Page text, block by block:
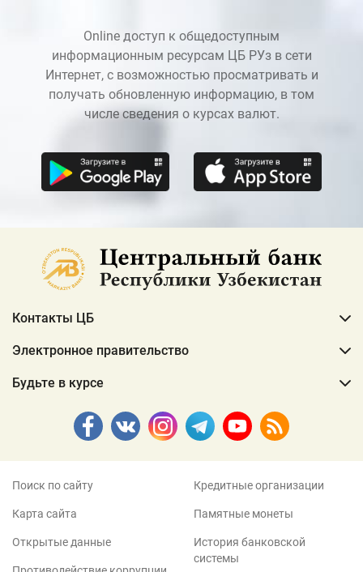
Online доступ к общедоступным
информационным ресурсам ЦБ РУз в сети
Интернет, с возможностью просматривать и
получать обновленную информацию, в том
числе сведения о курсах валют.
Контакты ЦБ
Электронное правительство
Будьте в курсе
Поиск по сайту
Карта сайта
Открытые данные
Кредитные организации
Памятные монеты
История банковской
системы